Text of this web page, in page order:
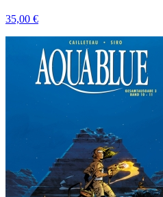
35,00 €